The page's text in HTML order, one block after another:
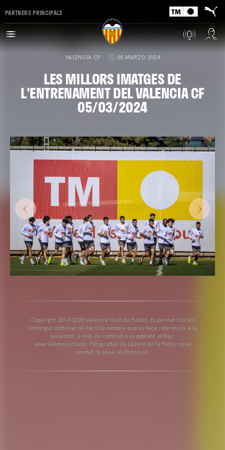
PARTNERS PRINCIPALS
VALENCIA CF 05 MARZO 2024
LES MILLORS IMATGES DE
L'ENTRENAMENT DEL VALENCIA CF
05/03/2024
Copyright 2013-2025 Valencia Club de Futbol. Es permet l'ús del
contingut editorial de l'article sempre que es faça referència a la
seua font, a més de contindre el següent enllaç:
www.valenciacf.com. Fotografies de Lázaro de la Peña, no es
permet la seua reutilització.